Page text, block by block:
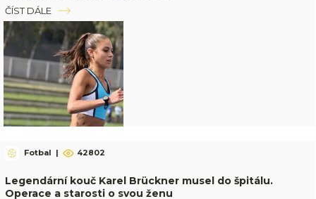
ČÍST DÁLE
Fotbal | 42802
Legendární kouč Karel Brückner musel do špitálu.
Operace a starosti o svou ženu